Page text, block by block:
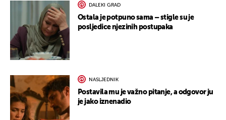
DALEKI GRAD
Ostala je potpuno sama – stigle su je
posljedice njezinih postupaka
NASLJEDNIK
Postavila mu je važno pitanje, a odgovor ju
je jako iznenadio